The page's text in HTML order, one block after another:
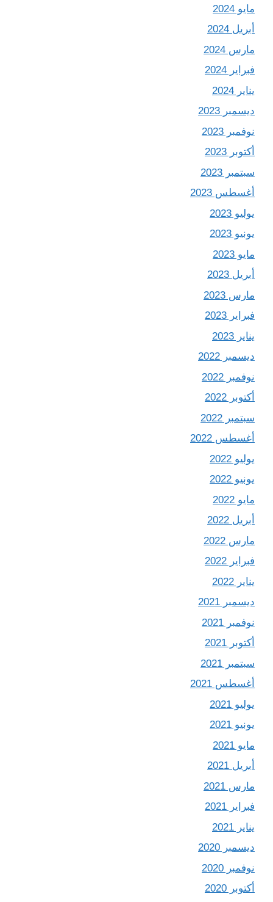
مايو 2024
أبريل 2024
مارس 2024
فبراير 2024
يناير 2024
ديسمبر 2023
نوفمبر 2023
أكتوبر 2023
سبتمبر 2023
أغسطس 2023
يوليو 2023
يونيو 2023
مايو 2023
أبريل 2023
مارس 2023
فبراير 2023
يناير 2023
ديسمبر 2022
نوفمبر 2022
أكتوبر 2022
سبتمبر 2022
أغسطس 2022
يوليو 2022
يونيو 2022
مايو 2022
أبريل 2022
مارس 2022
فبراير 2022
يناير 2022
ديسمبر 2021
نوفمبر 2021
أكتوبر 2021
سبتمبر 2021
أغسطس 2021
يوليو 2021
يونيو 2021
مايو 2021
أبريل 2021
مارس 2021
فبراير 2021
يناير 2021
ديسمبر 2020
نوفمبر 2020
أكتوبر 2020